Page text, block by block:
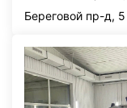
Береговой пр-д, 5